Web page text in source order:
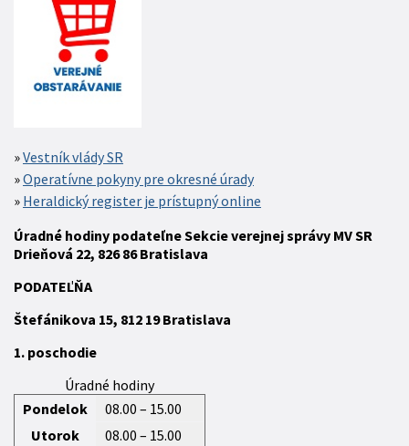
Vestník vlády SR
Operatívne pokyny pre okresné úrady
Heraldický register je prístupný online
Úradné hodiny podateľne Sekcie verejnej správy MV SR
Drieňová 22, 826 86 Bratislava
PODATEĽŇA
Štefánikova 15, 812 19Bratislava
1. poschodie
Úradné hodiny
Pondelok
08.00 – 15.00
Utorok
08.00 – 15.00